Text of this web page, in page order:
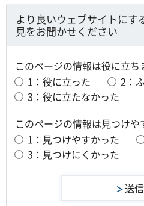
より良いウェブサイトにす
見をお聞かせください
このページの情報は役に立ち
1：役に立った
2：
3：役に立たなかった
このページの情報は見つけや
1：見つけやすかった
3：見つけにくかった